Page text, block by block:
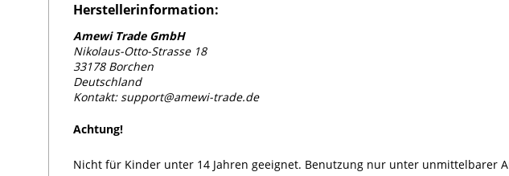
Herstellerinformation:
Amewi Trade GmbH
Nikolaus-Otto-Strasse 18
33178 Borchen
Deutschland
Kontakt: support@amewi-trade.de
Achtung!
Nicht für Kinder unter 14 Jahren geeignet. Benutzung nur unter unmittelbarer